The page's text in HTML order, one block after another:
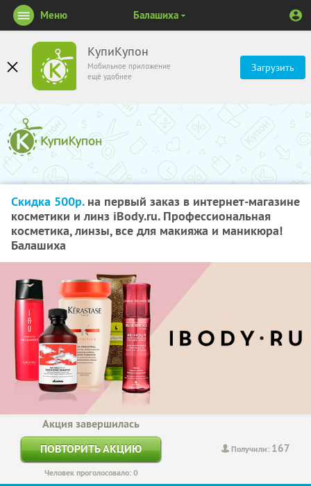
КупиКупон
Мобильное приложение
ещё удобнее
Загрузить
Меню Балашиха
Скидка 500р.на первый заказ в интернет-магазине
косметики и линз iBody.ru. Профессиональная
косметика, линзы, все для макияжа и маникюра!
Балашиха
Получили: 167
Акция завершилась
ПОВТОРИТЬ АКЦИЮ
Человек проголосовало: 0